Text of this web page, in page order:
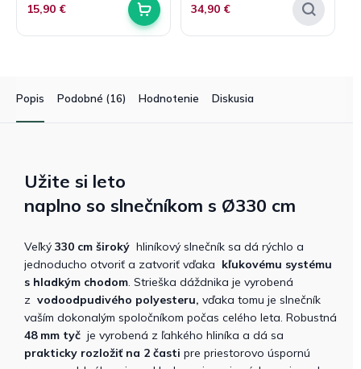
15,90 € 34,90 €
Popis Podobné (16) Hodnotenie Diskusia
Užite si leto
naplno so slnečníkom s Ø330 cm
Veľký 330 cm široký hliníkový slnečník sa dá rýchlo a
jednoducho otvoriť a zatvoriť vďaka kľukovému systému
s hladkým chodom. Strieška dáždnika je vyrobená
z vodoodpudivého polyesteru, vďaka tomu je slnečník
vaším dokonalým spoločníkom počas celého leta. Robustná
48 mm tyč je vyrobená z ľahkého hliníka a dá sa
prakticky rozložiť na 2 časti pre priestorovo úspornú